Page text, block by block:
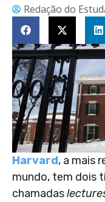
Redação do
Harvard, a mais
mundo, tem dois
chamadas